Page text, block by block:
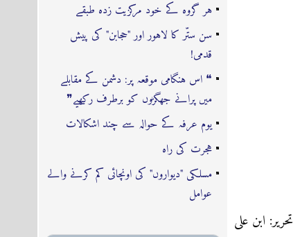
ہر گروہ کے خود مرکزیت زدہ طبقے
سن ستّر کا لاہور اور "حجابن" کی پیش
قدمی!
❝ اس ہنگامی موقعہ پر: دشمن کے مقابلے
میں پرانے جھگڑوں کو برطرف رکھیے❞
یوم عرفہ کے حوالہ سے چند اشکالات
ہجرت کی راہ
مسلکی "دیواروں" کی اونچائی کم کرنے والے
عوامل
تحریر: ابن علی